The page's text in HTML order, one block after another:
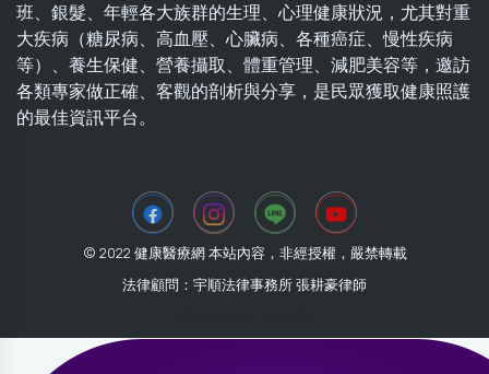
班、銀髮、年輕各大族群的生理、心理健康狀況，尤其對重
大疾病（糖尿病、高血壓、心臟病、各種癌症、慢性疾病
等）、養生保健、營養攝取、體重管理、減肥美容等，邀訪
各類專家做正確、客觀的剖析與分享，是民眾獲取健康照護
的最佳資訊平台。
© 2022 健康醫療網 本站內容，非經授權，嚴禁轉載
法律顧問：宇順法律事務所 張耕豪律師